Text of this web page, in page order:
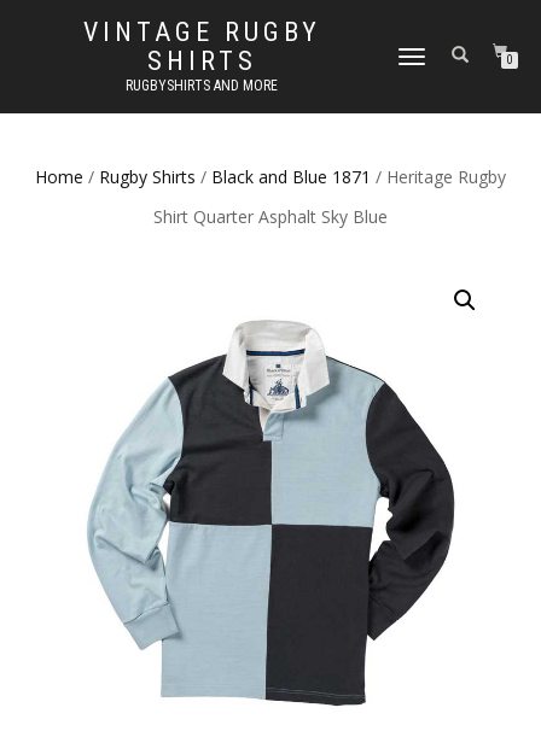
VINTAGE RUGBY
SHIRTS
RUGBYSHIRTS AND MORE
TOGGLE
0
Home / Rugby Shirts / Black and Blue 1871 / Heritage Rugby
Shirt Quarter Asphalt Sky Blue